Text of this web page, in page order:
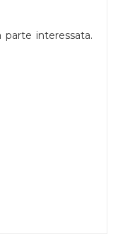
interessata.